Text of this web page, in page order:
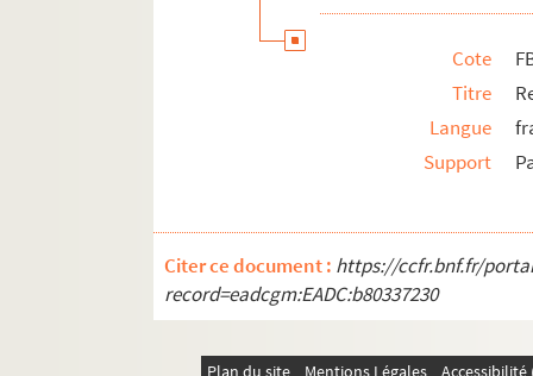
Cote
Titre
Langue
Support
Citer ce document : https://ccfr.bnf.fr/
record=eadcgm:EADC:b80337230
Plan du site Mentions Légales